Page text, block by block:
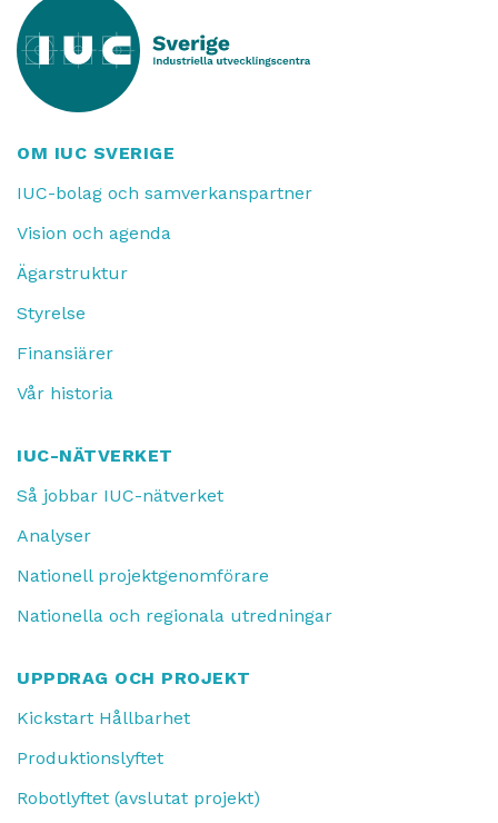
OM IUC SVERIGE
IUC-bolag och samverkanspartner
Vision och agenda
Ägarstruktur
Styrelse
Finansiärer
Vår historia
IUC-NÄTVERKET
Så jobbar IUC-nätverket
Analyser
Nationell projektgenomförare
Nationella och regionala utredningar
UPPDRAG OCH PROJEKT
Kickstart Hållbarhet
Produktionslyftet
Robotlyftet (avslutat projekt)